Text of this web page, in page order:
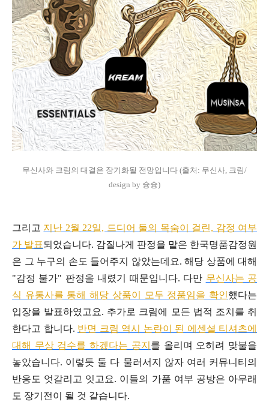
무신사와 크림의 대결은 장기화될 전망입니다 (출처: 무신사, 크림/
design by 슝슝)
그리고 지난 2월 22일, 드디어 둘의 목숨이 걸린, 감정 여부
가 발표되었습니다. 감질나게 판정을 맡은 한국명품감정원
은 그 누구의 손도 들어주지 않았는데요. 해당 상품에 대해
"감정 불가" 판정을 내렸기 때문입니다. 다만 무신사는 공
식 유통사를 통해 해당 상품이 모두 정품임을 확인했다는
입장을 발표하였고요. 추가로 크림에 모든 법적 조치를 취
한다고 합니다. 반면 크림 역시 논란이 된 에센셜 티셔츠에
대해 무상 검수를 하겠다는 공지 를 올리며 오히려 맞불을
놓았습니다. 이렇듯 둘 다 물러서지 않자 여러 커뮤니티의
반응도 엇갈리고 잇고요. 이들의 가품 여부 공방은 아무래
도 장기전이 될 것 같습니다.